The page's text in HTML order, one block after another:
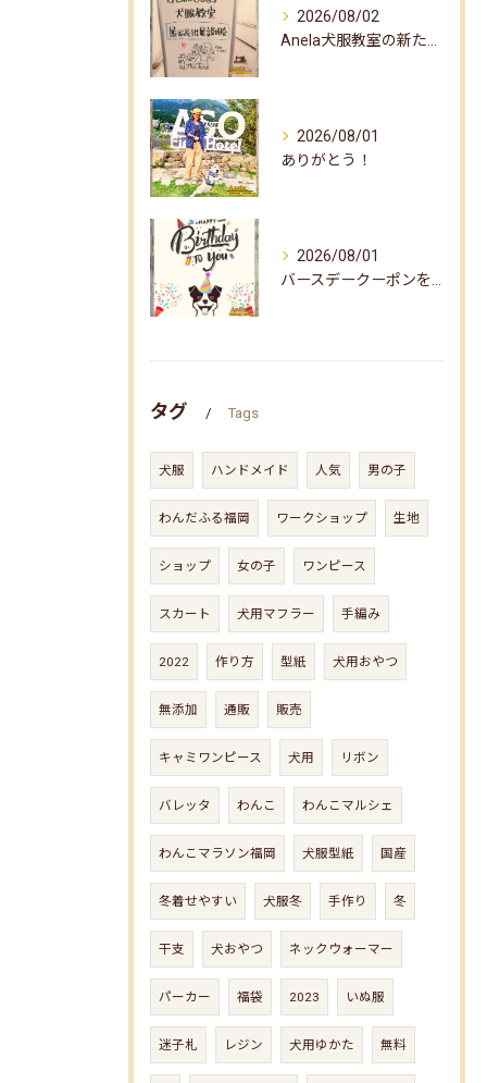
2026/08/02
2026/08/01
ありがとう！
2026/08/01
タグ Tags
犬服 ハンドメイド 人気 男の子
わんだふる福岡 ワークショップ 生地
ショップ 女の子 ワンピース
スカート 犬用マフラー 手編み
2022 作り方 型紙 犬用おやつ
無添加 通販 販売
キャミワンピース 犬用 リボン
バレッタ わんこ わんこマルシェ
わんこマラソン福岡 犬服型紙 国産
冬着せやすい 犬服冬 手作り 冬
干支 犬おやつ ネックウォーマー
パーカー 福袋 2023 いぬ服
迷子札 レジン 犬用ゆかた 無料